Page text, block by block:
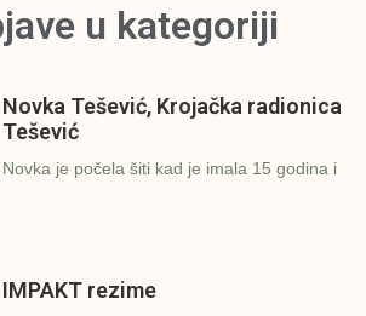
u kategoriji
Novka Tešević, Krojačka radionica
Tešević
Novka je počela šiti kad je imala 15 godina i
IMPAKT rezime